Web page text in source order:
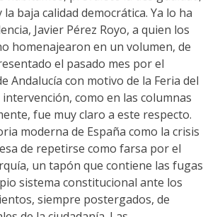
baja calidad democrática. Ya lo ha
Javier Pérez Royo, a quien los
homenajearon en un volumen, de
el pasado mes por el
Andalucía con motivo de la Feria del
intervención, como en las columnas
fue muy claro a este respecto.
moderna de España como la crisis
de repetirse como farsa por el
un tapón que contiene las fugas
sistema constitucional ante los
siempre postergados, de